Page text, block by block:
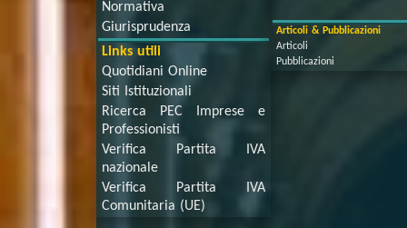
Normativa
Giurisprudenza
Links utili
Quotidiani Online
Siti Istituzionali
Ricerca PEC Imprese e
Professionisti
Verifica Partita IVA
nazionale
Verifica Partita IVA
Comunitaria (UE)
Articoli & Pubblicazioni
Articoli
Pubblicazioni